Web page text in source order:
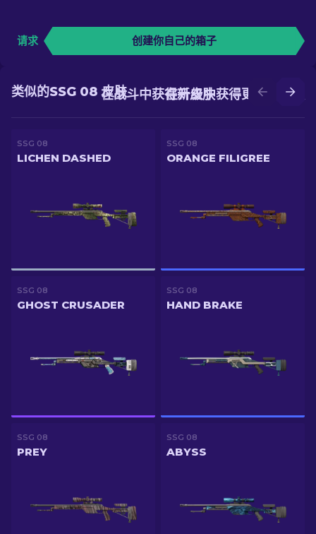
请求 创建你自己的箱子
在升级中获得更好的皮肤
在战斗中获得新皮肤
类似的SSG 08 皮肤
SSG 08
LICHEN DASHED
SSG 08
ORANGE FILIGREE
SSG 08
GHOST CRUSADER
SSG 08
HAND BRAKE
SSG 08
PREY
SSG 08
ABYSS